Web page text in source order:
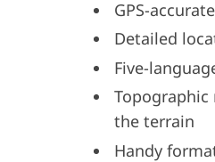
GPS-
Detailed
Five-
the terrain
Handy